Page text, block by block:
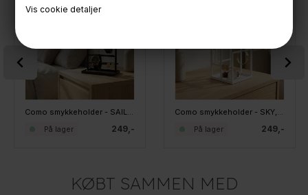
Vis cookie detaljer
Como smykkeholder - SAILS, Sort
249,-
På lager
Como smykkeholder - SKY, Hvid
249,-
På lager
KØBT SAMMEN MED